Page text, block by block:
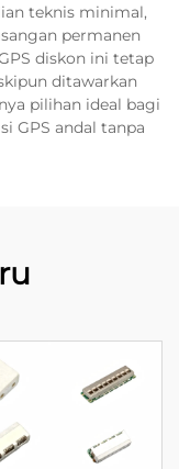
teknis minimal,
permanen
diskon ini tetap
ditawarkan
pilihan ideal bagi
GPS andal tanpa